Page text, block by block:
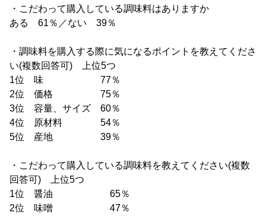
・こだわって購入している調味料はありますか
ある 61％／ない 39％
・調味料を購入する際に気になるポイントを教えてくださ
い(複数回答可) 上位5つ
1位 味 77％
2位 価格 75％
3位 容量、サイズ 60％
4位 原材料 54％
5位 産地 39％
・こだわって購入している調味料を教えてください(複数
回答可) 上位5つ
1位 醤油 65％
2位 味噌 47％